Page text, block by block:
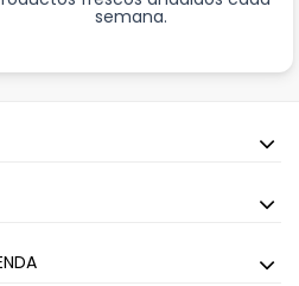
semana.